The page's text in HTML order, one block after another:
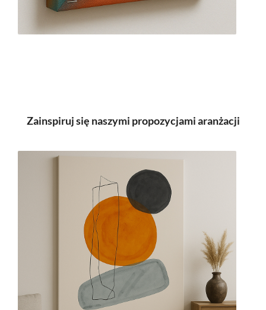
Zainspiruj się naszymi propozycjami aranżacji